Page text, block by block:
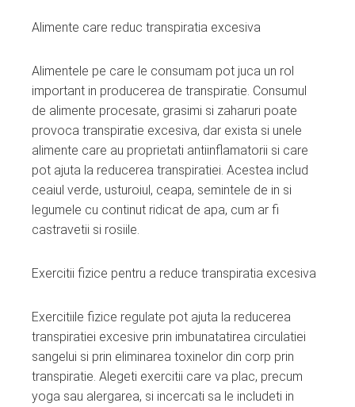
Alimente care reduc transpiratia excesiva
Alimentele pe care le consumam pot juca un rol
important in producerea de transpiratie. Consumul
de alimente procesate, grasimi si zaharuri poate
provoca transpiratie excesiva, dar exista si unele
alimente care au proprietati antiinflamatorii si care
pot ajuta la reducerea transpiratiei. Acestea includ
ceaiul verde, usturoiul, ceapa, semintele de in si
legumele cu continut ridicat de apa, cum ar fi
castravetii si rosiile.
Exercitii fizice pentru a reduce transpiratia excesiva
Exercitiile fizice regulate pot ajuta la reducerea
transpiratiei excesive prin imbunatatirea circulatiei
sangelui si prin eliminarea toxinelor din corp prin
transpiratie. Alegeti exercitii care va plac, precum
yoga sau alergarea, si incercati sa le includeti in